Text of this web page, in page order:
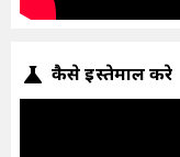
कैसे इस्तेमाल करे